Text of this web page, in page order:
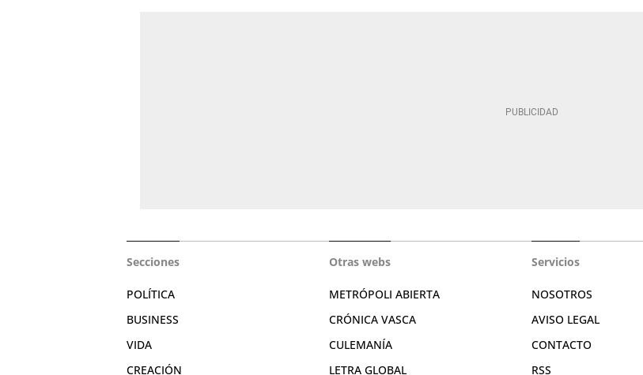
Secciones
POLÍTICA
BUSINESS
VIDA
CREACIÓN
Otras webs
METRÓPOLI ABIERTA
CRÓNICA VASCA
CULEMANÍA
LETRA GLOBAL
Servicios
NOSOTROS
AVISO LEGAL
CONTACTO
RSS